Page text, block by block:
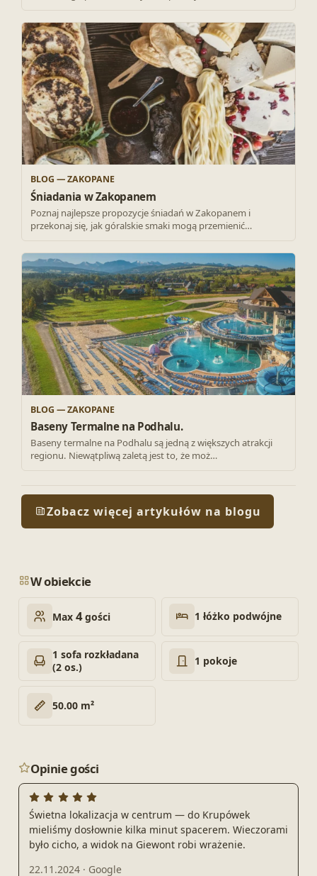
BLOG — ZAKOPANE
Śniadania w Zakopanem
Poznaj najlepsze propozycje śniadań w Zakopanem i
przekonaj się, jak góralskie smaki mogą przemienić…
BLOG — ZAKOPANE
Baseny Termalne na Podhalu.
Baseny termalne na Podhalu są jedną z większych atrakcji
regionu. Niewątpliwą zaletą jest to, że moż…
Zobacz więcej artykułów na blogu
W obiekcie
Max 4gości 1 łóżko podwójne
1 sofa rozkładana
(2 os.)
1 pokoje
50.00 m²
Opinie gości
Świetna lokalizacja w centrum — do Krupówek
mieliśmy dosłownie kilka minut spacerem. Wieczorami
było cicho, a widok na Giewont robi wrażenie.
22.11.2024 · Google